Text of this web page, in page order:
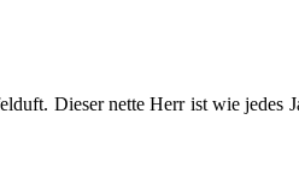
Dieser nette Herr ist wie jedes